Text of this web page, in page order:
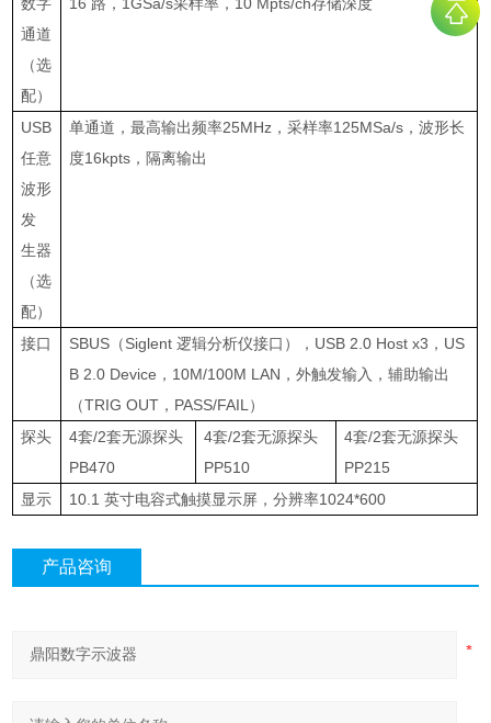
通道
（选
配）
USB
任意
波形
发
生器
（选
配）
单通道，最高输出频率25MHz ，采样率125MSa/s ，波形长
度16kpts ，隔离输出
接口 SBUS （Siglent逻辑分析仪接口）， USB 2.0 Host x3 ， US
B 2.0 Device ， 10M/100M LAN ，外触发输入，辅助输出
（TRIG OUT ， PASS/FAIL ）
探头
4套/2套无源探头
PB470
4套/2套无源探头
PP510
4套/2套无源探头
PP215
显示
10.1英寸电容式触摸显示屏，分辨率1024*600
产品咨询